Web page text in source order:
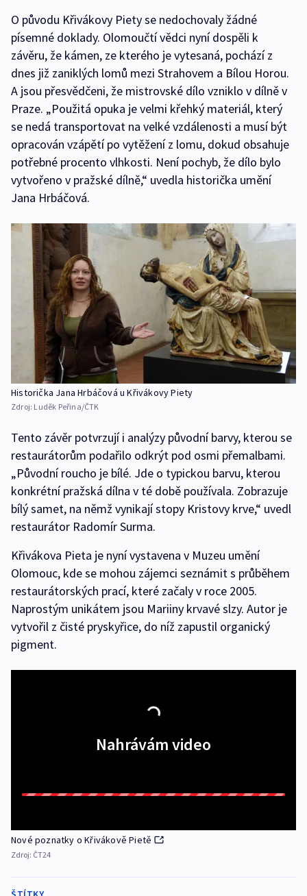
O původu Křivákovy Piety se nedochovaly žádné
písemné doklady. Olomoučtí vědci nyní dospěli k
závěru, že kámen, ze kterého je vytesaná, pochází z
dnes již zaniklých lomů mezi Strahovem a Bílou Horou.
A jsou přesvědčeni, že mistrovské dílo vzniklo v dílně v
Praze. „Použitá opuka je velmi křehký materiál, který
se nedá transportovat na velké vzdálenosti a musí být
opracován vzápětí po vytěžení z lomu, dokud obsahuje
potřebné procento vlhkosti. Není pochyb, že dílo bylo
vytvořeno v pražské dílně,“ uvedla historička umění
Jana Hrbáčová.
Historička Jana Hrbáčová u Křivákovy Piety
Zdroj: Luděk Peřina/ČTK
Tento závěr potvrzují i analýzy původní barvy, kterou se
restaurátorům podařilo odkrýt pod osmi přemalbami.
„Původní roucho je bílé. Jde o typickou barvu, kterou
konkrétní pražská dílna v té době používala. Zobrazuje
bílý samet, na němž vynikají stopy Kristovy krve,“ uvedl
restaurátor Radomír Surma.
Křivákova Pieta je nyní vystavena v Muzeu umění
Olomouc, kde se mohou zájemci seznámit s průběhem
restaurátorských prací, které začaly v roce 2005.
Naprostým unikátem jsou Mariiny krvavé slzy. Autor je
vytvořil z čisté pryskyřice, do níž zapustil organický
pigment.
Nahrávám video
Nové poznatky o Křivákově Pietě
Zdroj: ČT24